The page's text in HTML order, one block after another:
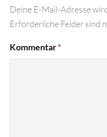
Deine E-Mail-Adresse
Erforderliche Felder sind
Kommentar*